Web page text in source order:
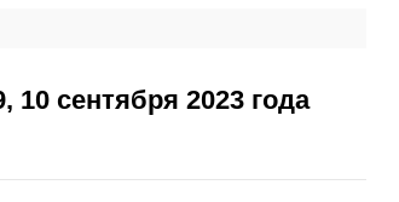
сентября 2023 года